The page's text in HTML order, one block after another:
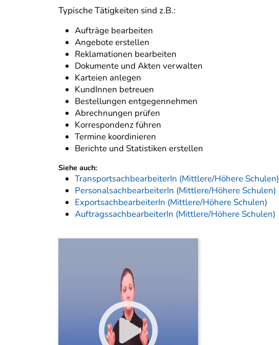
Typische Tätigkeiten sind z.B.:
Aufträge bearbeiten
Angebote erstellen
Reklamationen bearbeiten
Dokumente und Akten verwalten
Karteien anlegen
KundInnen betreuen
Bestellungen entgegennehmen
Abrechnungen prüfen
Korrespondenz führen
Termine koordinieren
Berichte und Statistiken erstellen
Siehe auch:
TransportsachbearbeiterIn (Mittlere/Höhere Schulen)
PersonalsachbearbeiterIn (Mittlere/Höhere Schulen)
ExportsachbearbeiterIn (Mittlere/Höhere Schulen)
AuftragssachbearbeiterIn (Mittlere/Höhere Schulen)